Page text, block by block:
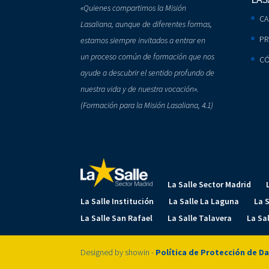
«Quienes compartimos la Misión
Lasaliana, aunque de diferentes formas,
estamos siempre invitados a entrar en
un proceso común de formación que nos
ayude a descubrir el sentido profundo de
nuestra vida y de nuestra vocación».
(Formación para la Misión Lasaliana, 4.1)
La Salle Sector Madrid
La Salle Institución
La Salle La Laguna
La
La Salle San Rafael
La Salle Talavera La
Designed by showin - Política de Protección de